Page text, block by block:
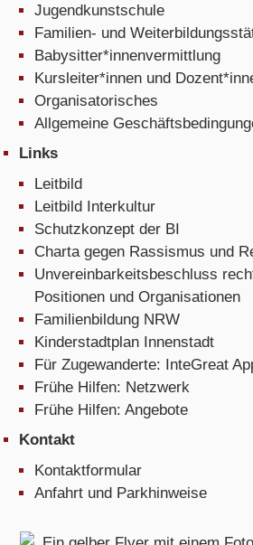
Jugendkunstschule
Familien- und
Babysitter*innenvermittlung
Kursleiter*innen und
Organisatorisches
Allgemeine
Links
Leitbild
Leitbild Interkultur
Schutzkonzept der BI
Charta gegen Rassismus und
Unvereinbarkeitsbeschluss
Positionen und Organisationen
Familienbildung NRW
Kinderstadtplan Innenstadt
Für Zugewanderte: InteGreat
Frühe Hilfen: Netzwerk
Frühe Hilfen: Angebote
Kontakt
Kontaktformular
Anfahrt und Parkhinweise